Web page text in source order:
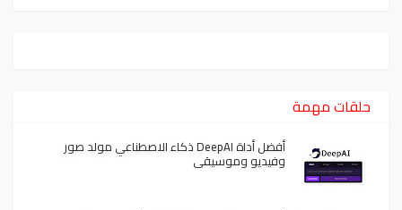
حلقات مهمة
أفضل أداة DeepAI ذكاء الاصطناعي مولد صور
وفيديو وموسيقى